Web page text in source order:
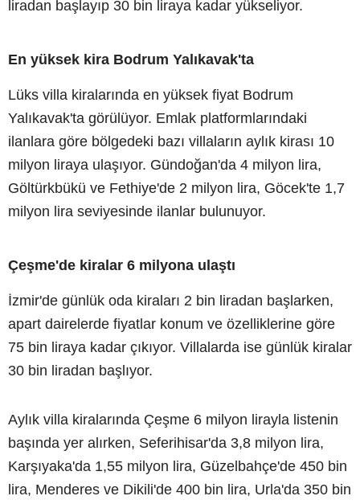
liradan başlayıp 30 bin liraya kadar yükseliyor.
En yüksek kira Bodrum Yalıkavak'ta
Lüks villa kiralarında en yüksek fiyat Bodrum
Yalıkavak'ta görülüyor. Emlak platformlarındaki
ilanlara göre bölgedeki bazı villaların aylık kirası 10
milyon liraya ulaşıyor. Gündoğan'da 4 milyon lira,
Göltürkbükü ve Fethiye'de 2 milyon lira, Göcek'te 1,7
milyon lira seviyesinde ilanlar bulunuyor.
Çeşme'de kiralar 6 milyona ulaştı
İzmir'de günlük oda kiraları 2 bin liradan başlarken,
apart dairelerde fiyatlar konum ve özelliklerine göre
75 bin liraya kadar çıkıyor. Villalarda ise günlük kiralar
30 bin liradan başlıyor.
Aylık villa kiralarında Çeşme 6 milyon lirayla listenin
başında yer alırken, Seferihisar'da 3,8 milyon lira,
Karşıyaka'da 1,55 milyon lira, Güzelbahçe'de 450 bin
lira, Menderes ve Dikili'de 400 bin lira, Urla'da 350 bin